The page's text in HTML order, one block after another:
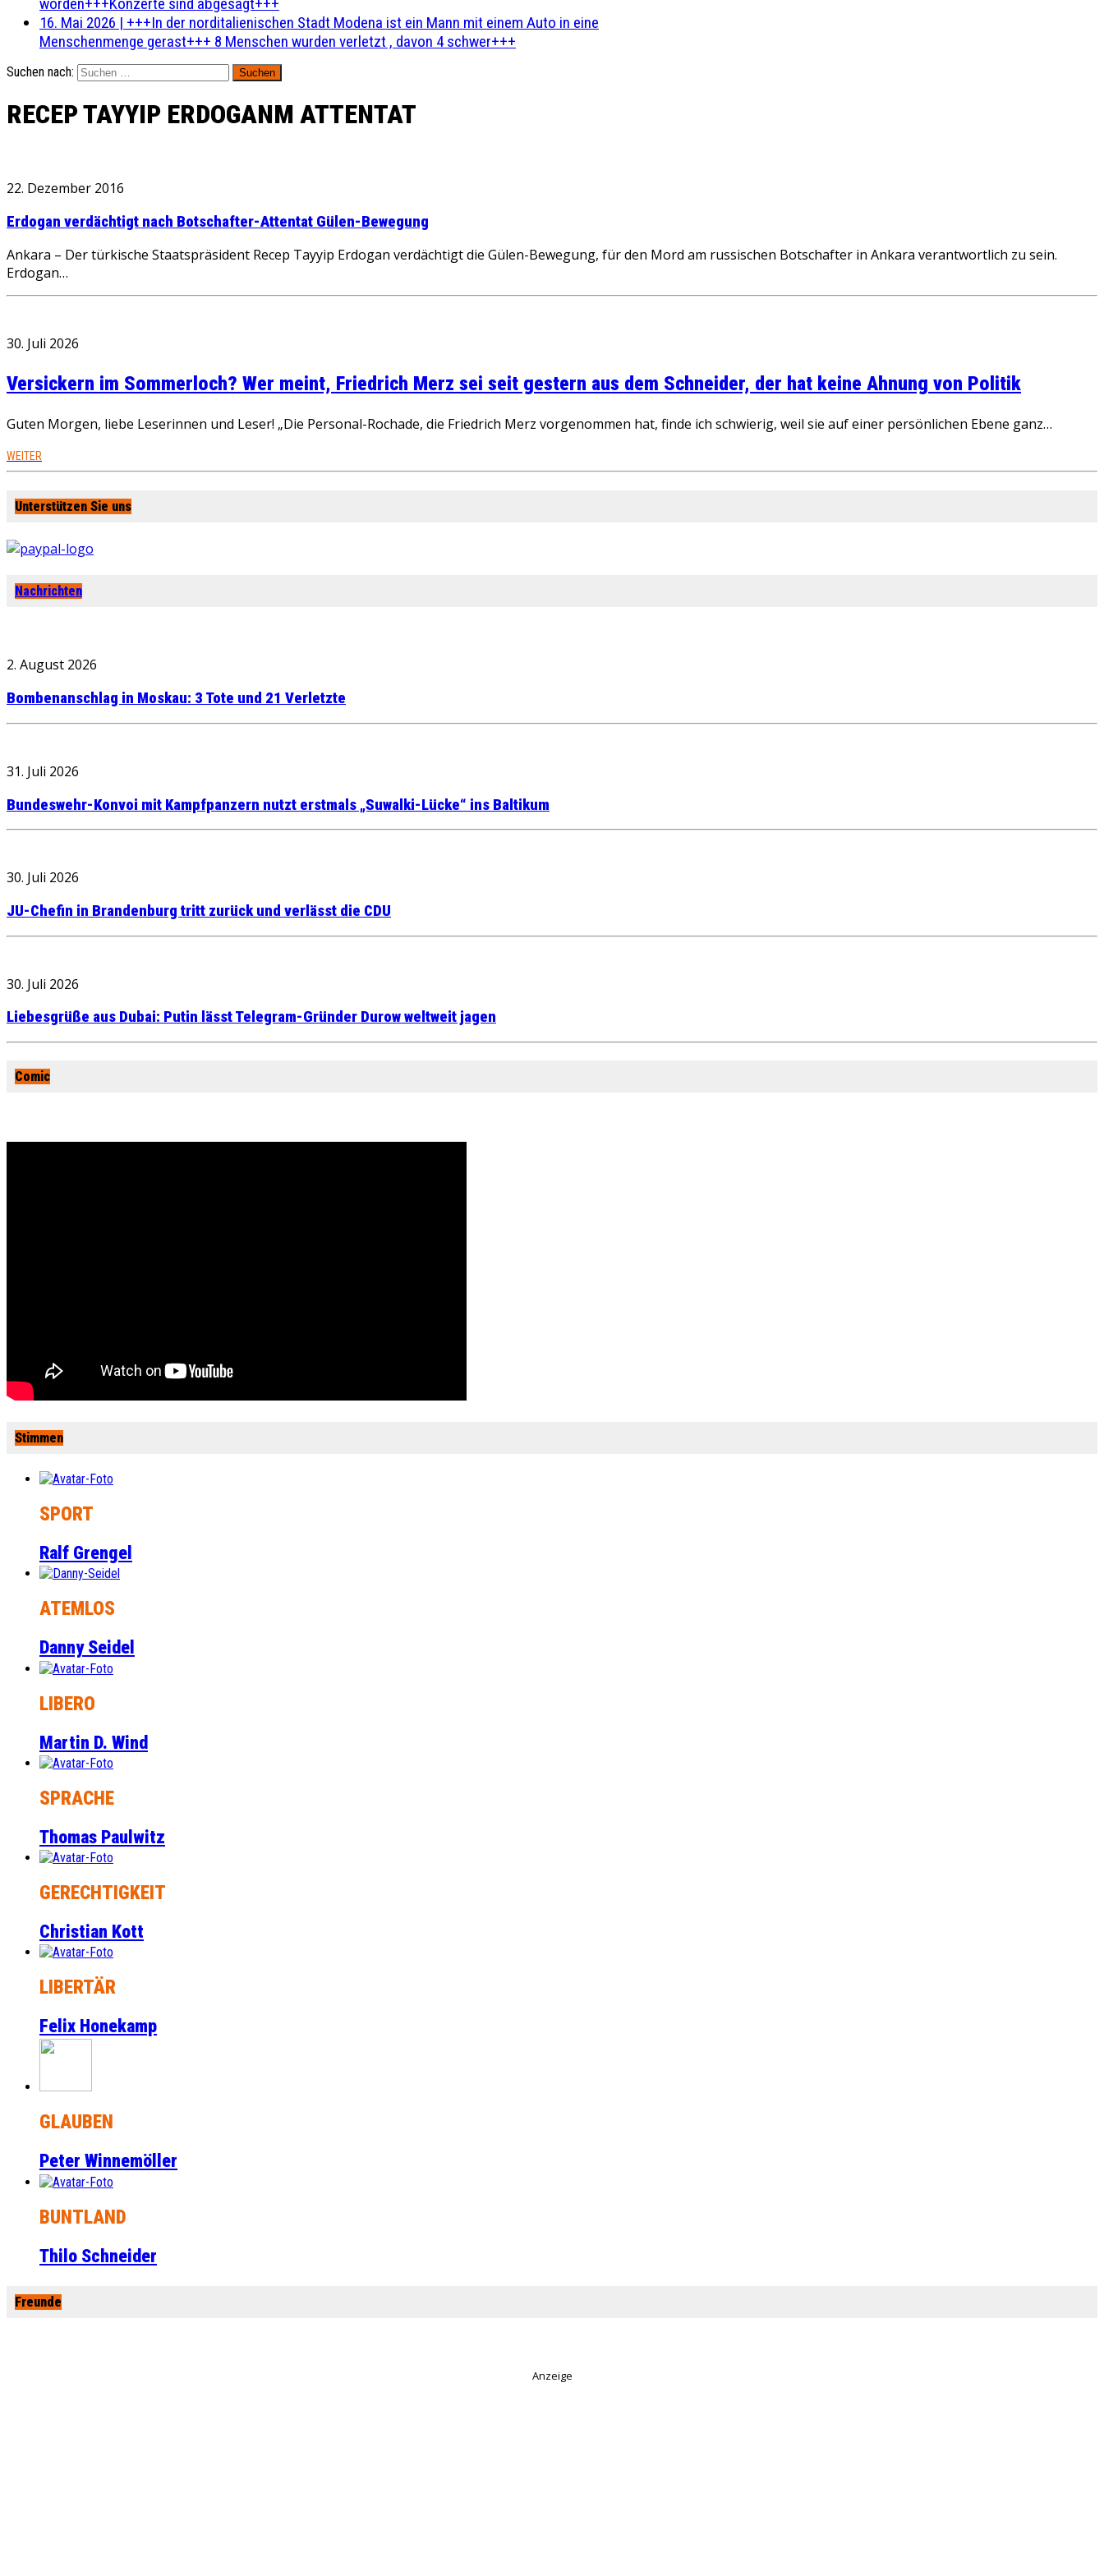
16. Mai 2026 | +++In der norditalienischen Stadt Modena ist ein Mann mit einem Auto in eine
Menschenmenge gerast+++ 8 Menschen wurden verletzt , davon 4 schwer+++
Suchen nach:
RECEP TAYYIP ERDOGANM ATTENTAT
22. Dezember 2016
Erdogan verdächtigt nach Botschafter-Attentat Gülen-Bewegung
Ankara – Der türkische Staatspräsident Recep Tayyip Erdogan verdächtigt die Gülen-Bewegung, für den Mord am russischen Botschafter in Ankara verantwortlich zu sein.
Erdogan…
30. Juli 2026
Versickern im Sommerloch? Wer meint, Friedrich Merz sei seit gestern aus dem Schneider, der hat keine Ahnung von Politik
Guten Morgen, liebe Leserinnen und Leser! „Die Personal-Rochade, die Friedrich Merz vorgenommen hat, finde ich schwierig, weil sie auf einer persönlichen Ebene ganz…
WEITER
Unterstützen Sie uns
Nachrichten
2. August 2026
Bombenanschlag in Moskau: 3 Tote und 21 Verletzte
31. Juli 2026
Bundeswehr-Konvoi mit Kampfpanzern nutzt erstmals „Suwalki-Lücke“ ins Baltikum
30. Juli 2026
JU-Chefin in Brandenburg tritt zurück und verlässt die CDU
30. Juli 2026
Liebesgrüße aus Dubai: Putin lässt Telegram-Gründer Durow weltweit jagen
Comic
Stimmen
SPORT
Ralf Grengel
ATEMLOS
Danny Seidel
LIBERO
Martin D. Wind
SPRACHE
Thomas Paulwitz
GERECHTIGKEIT
Christian Kott
LIBERTÄR
Felix Honekamp
GLAUBEN
Peter Winnemöller
BUNTLAND
Thilo Schneider
Freunde
Anzeige